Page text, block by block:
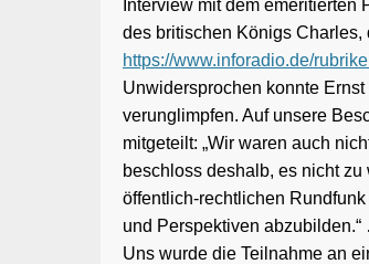
Interview mit dem
des britischen Königs
https://www.inforadio.de/
Unwidersprochen konnte
verunglimpfen. Auf unsere
mitgeteilt: „Wir waren auch
beschloss deshalb, es nicht
öffentlich-rechtlichen
und Perspektiven
Uns wurde die Teilnahme an